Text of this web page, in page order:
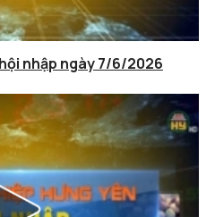
nhập ngày 7/6/2026